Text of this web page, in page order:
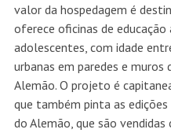
valor da hospedagem é
oferece oficinas de
adolescentes, com idade
urbanas em paredes e muros
Alemão. O projeto é
que também pinta as
do Alemão, que são